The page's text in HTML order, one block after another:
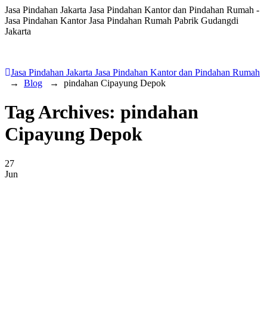
Jasa Pindahan Jakarta Jasa Pindahan Kantor dan Pindahan Rumah -
Jasa Pindahan Kantor Jasa Pindahan Rumah Pabrik Gudangdi
Jakarta
Jasa Pindahan Jakarta Jasa Pindahan Kantor dan Pindahan Rumah
→ Blog → pindahan Cipayung Depok
Tag Archives: pindahan
Cipayung Depok
27
Jun